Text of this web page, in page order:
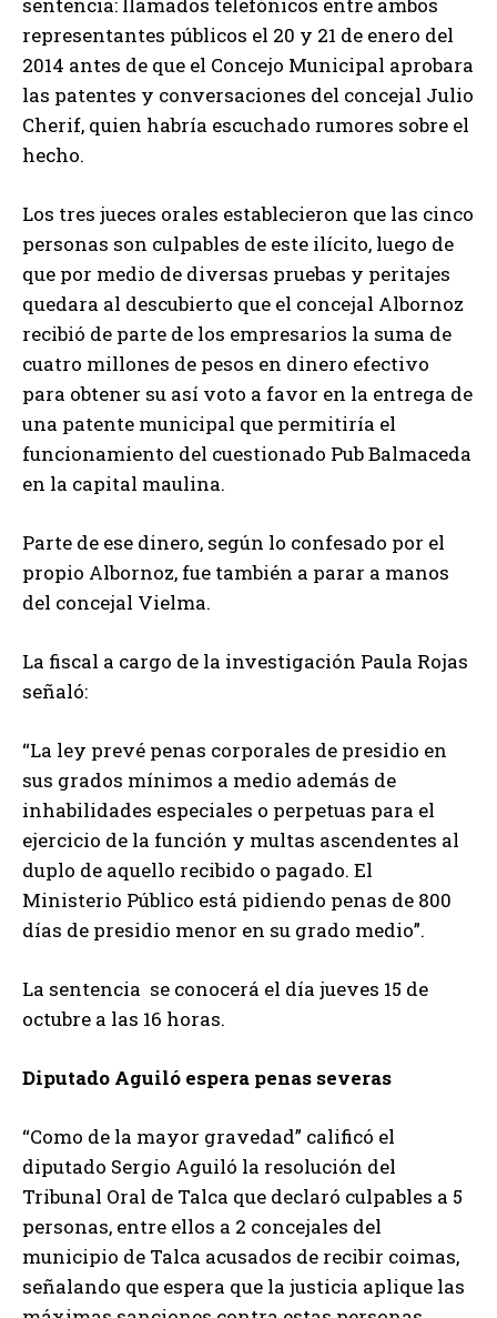
sentencia: llamados telefónicos entre ambos
representantes públicos el 20 y 21 de enero del
2014 antes de que el Concejo Municipal aprobara
las patentes y conversaciones del concejal Julio
Cherif, quien habría escuchado rumores sobre el
hecho.
Los tres jueces orales establecieron que las cinco
personas son culpables de este ilícito, luego de
que por medio de diversas pruebas y peritajes
quedara al descubierto que el concejal Albornoz
recibió de parte de los empresarios la suma de
cuatro millones de pesos en dinero efectivo
para obtener su así voto a favor en la entrega de
una patente municipal que permitiría el
funcionamiento del cuestionado Pub Balmaceda
en la capital maulina.
Parte de ese dinero, según lo confesado por el
propio Albornoz, fue también a parar a manos
del concejal Vielma.
La fiscal a cargo de la investigación Paula Rojas
señaló:
“La ley prevé penas corporales de presidio en
sus grados mínimos a medio además de
inhabilidades especiales o perpetuas para el
ejercicio de la función y multas ascendentes al
duplo de aquello recibido o pagado. El
Ministerio Público está pidiendo penas de 800
días de presidio menor en su grado medio”.
La sentencia se conocerá el día jueves 15 de
octubre a las 16 horas.
Diputado Aguiló espera penas severas
“Como de la mayor gravedad” calificó el
diputado Sergio Aguiló la resolución del
Tribunal Oral de Talca que declaró culpables a 5
personas, entre ellos a 2 concejales del
municipio de Talca acusados de recibir coimas,
señalando que espera que la justicia aplique las